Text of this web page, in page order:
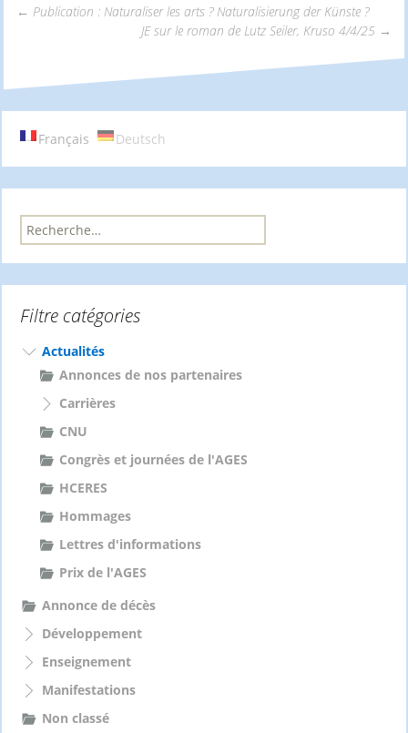
Navigation
des
articles
← Publication : Naturaliser les arts ? Naturalisierung der Künste ?
JE sur le roman de Lutz Seiler, Kruso 4/4/25 →
Français Deutsch
R
e
r
h
Filtre catégories
Actualités
Annonces de nos partenaires
Carrières
CNU
Congrès et journées de l'AGES
HCERES
Hommages
Lettres d'informations
Prix de l'AGES
Annonce de décès
Développement
Enseignement
Manifestations
Non classé